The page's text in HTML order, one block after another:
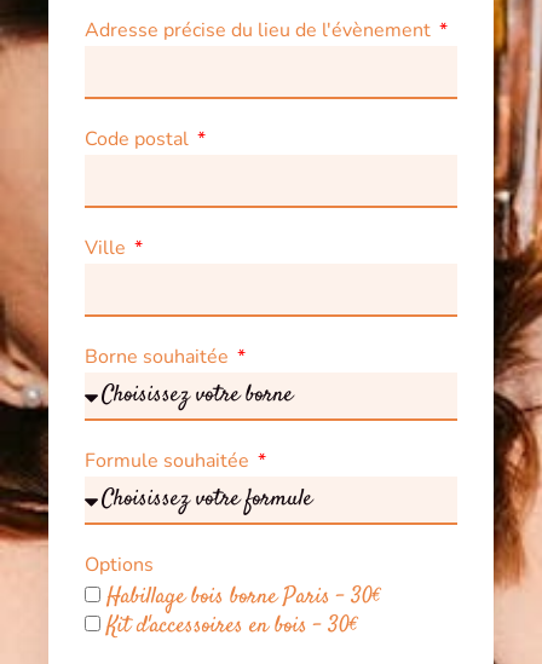
Adresse précise du lieu de l'évènement
Code postal
Ville
Borne souhaitée
Formule souhaitée
Options
Habillage bois borne Paris - 30€
Kit d'accessoires en bois - 30€